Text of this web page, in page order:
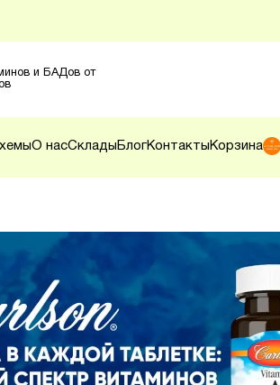
и БАДов от
О насСклады БлогКонтакты Корзина